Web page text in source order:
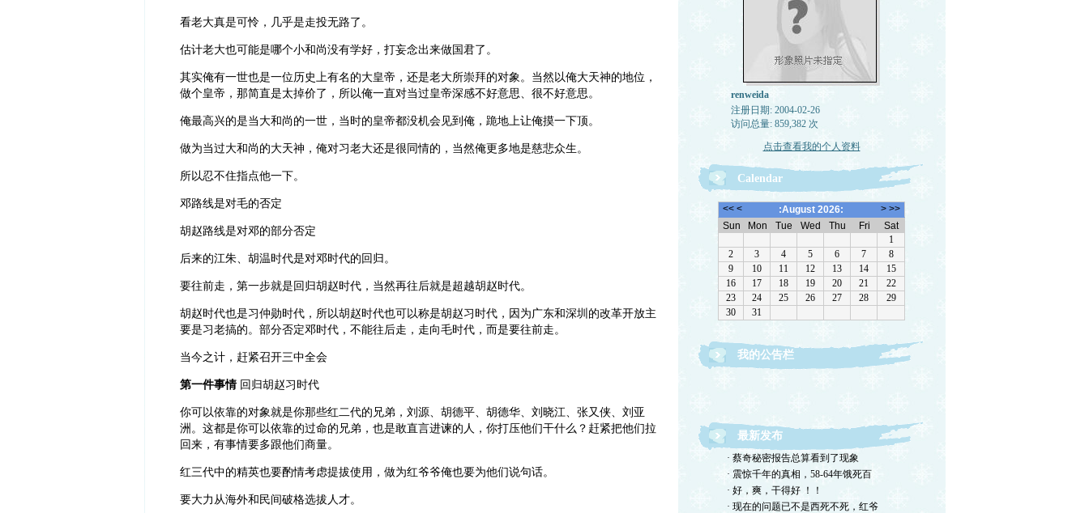
看老大真是可怜，几乎是走投无路了。
估计老大也可能是哪个小和尚没有学好，打妄念出来做国君了。
其实俺有一世也是一位历史上有名的大皇帝，还是老大所崇拜的对象。当然以俺大天神的地位，
做个皇帝，那简直是太掉价了，所以俺一直对当过皇帝深感不好意思、很不好意思。
俺最高兴的是当大和尚的一世，当时的皇帝都没机会见到俺，跪地上让俺摸一下顶。
做为当过大和尚的大天神，俺对习老大还是很同情的，当然俺更多地是慈悲众生。
所以忍不住指点他一下。
邓路线是对毛的否定
胡赵路线是对邓的部分否定
后来的江朱、胡温时代是对邓时代的回归。
要往前走，第一步就是回归胡赵时代，当然再往后就是超越胡赵时代。
胡赵时代也是习仲勋时代，所以胡赵时代也可以称是胡赵习时代，因为广东和深圳的改革开放主
要是习老搞的。部分否定邓时代，不能往后走，走向毛时代，而是要往前走。
当今之计，赶紧召开三中全会
第一件事情回归胡赵习时代
你可以依靠的对象就是你那些红二代的兄弟，刘源、胡德平、胡德华、刘晓江、张又侠、刘亚
洲。这都是你可以依靠的过命的兄弟，也是敢直言进谏的人，你打压他们干什么？赶紧把他们拉
回来，有事情要多跟他们商量。
红三代中的精英也要酌情考虑提拔使用，做为红爷爷俺也要为他们说句话。
要大力从海外和民间破格选拔人才。
renweida
注册日期: 2004-02-26
访问总量: 859,382 次
点击查看我的个人资料
Calendar
我的公告栏
最新发布
· 蔡奇秘密报告总算看到了现象
· 震惊千年的真相，58-64年饿死百
· 好，爽，干得好 ！！
· 现在的问题已不是西死不死，红爷